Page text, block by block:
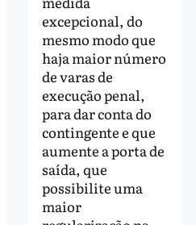
excepcional, do
mesmo modo que
haja maior número
de varas de
execução penal,
para dar conta do
contingente e que
aumente a porta de
saída, que
possibilite uma
maior